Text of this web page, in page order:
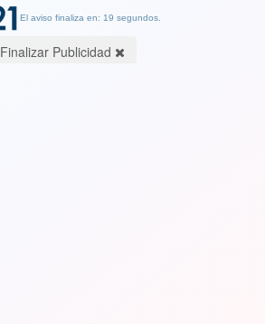
El aviso finaliza en: 19 segundos.
Finalizar Publicidad